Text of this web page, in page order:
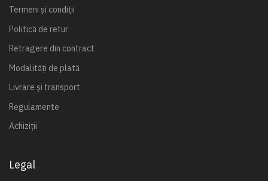
Termeni și condiții
Politică de retur
Retragere din contract
Modalități de plată
Livrare și transport
Regulamente
Achiziții
Legal